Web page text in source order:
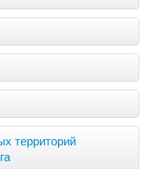
территорий